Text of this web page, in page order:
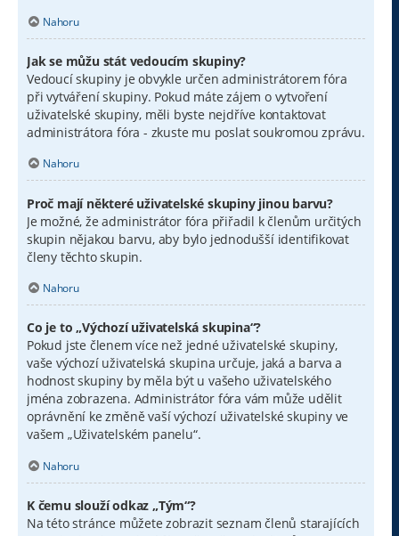
Nahoru
Jak se můžu stát vedoucím skupiny?
Vedoucí skupiny je obvykle určen administrátorem fóra
při vytváření skupiny. Pokud máte zájem o vytvoření
uživatelské skupiny, měli byste nejdříve kontaktovat
administrátora fóra - zkuste mu poslat soukromou zprávu.
Nahoru
Proč mají některé uživatelské skupiny jinou barvu?
Je možné, že administrátor fóra přiřadil k členům určitých
skupin nějakou barvu, aby bylo jednodušší identifikovat
členy těchto skupin.
Nahoru
Co je to „Výchozí uživatelská skupina“?
Pokud jste členem více než jedné uživatelské skupiny,
vaše výchozí uživatelská skupina určuje, jaká a barva a
hodnost skupiny by měla být u vašeho uživatelského
jména zobrazena. Administrátor fóra vám může udělit
oprávnění ke změně vaší výchozí uživatelské skupiny ve
vašem „Uživatelském panelu“.
Nahoru
K čemu slouží odkaz „Tým“?
Na této stránce můžete zobrazit seznam členů starajících